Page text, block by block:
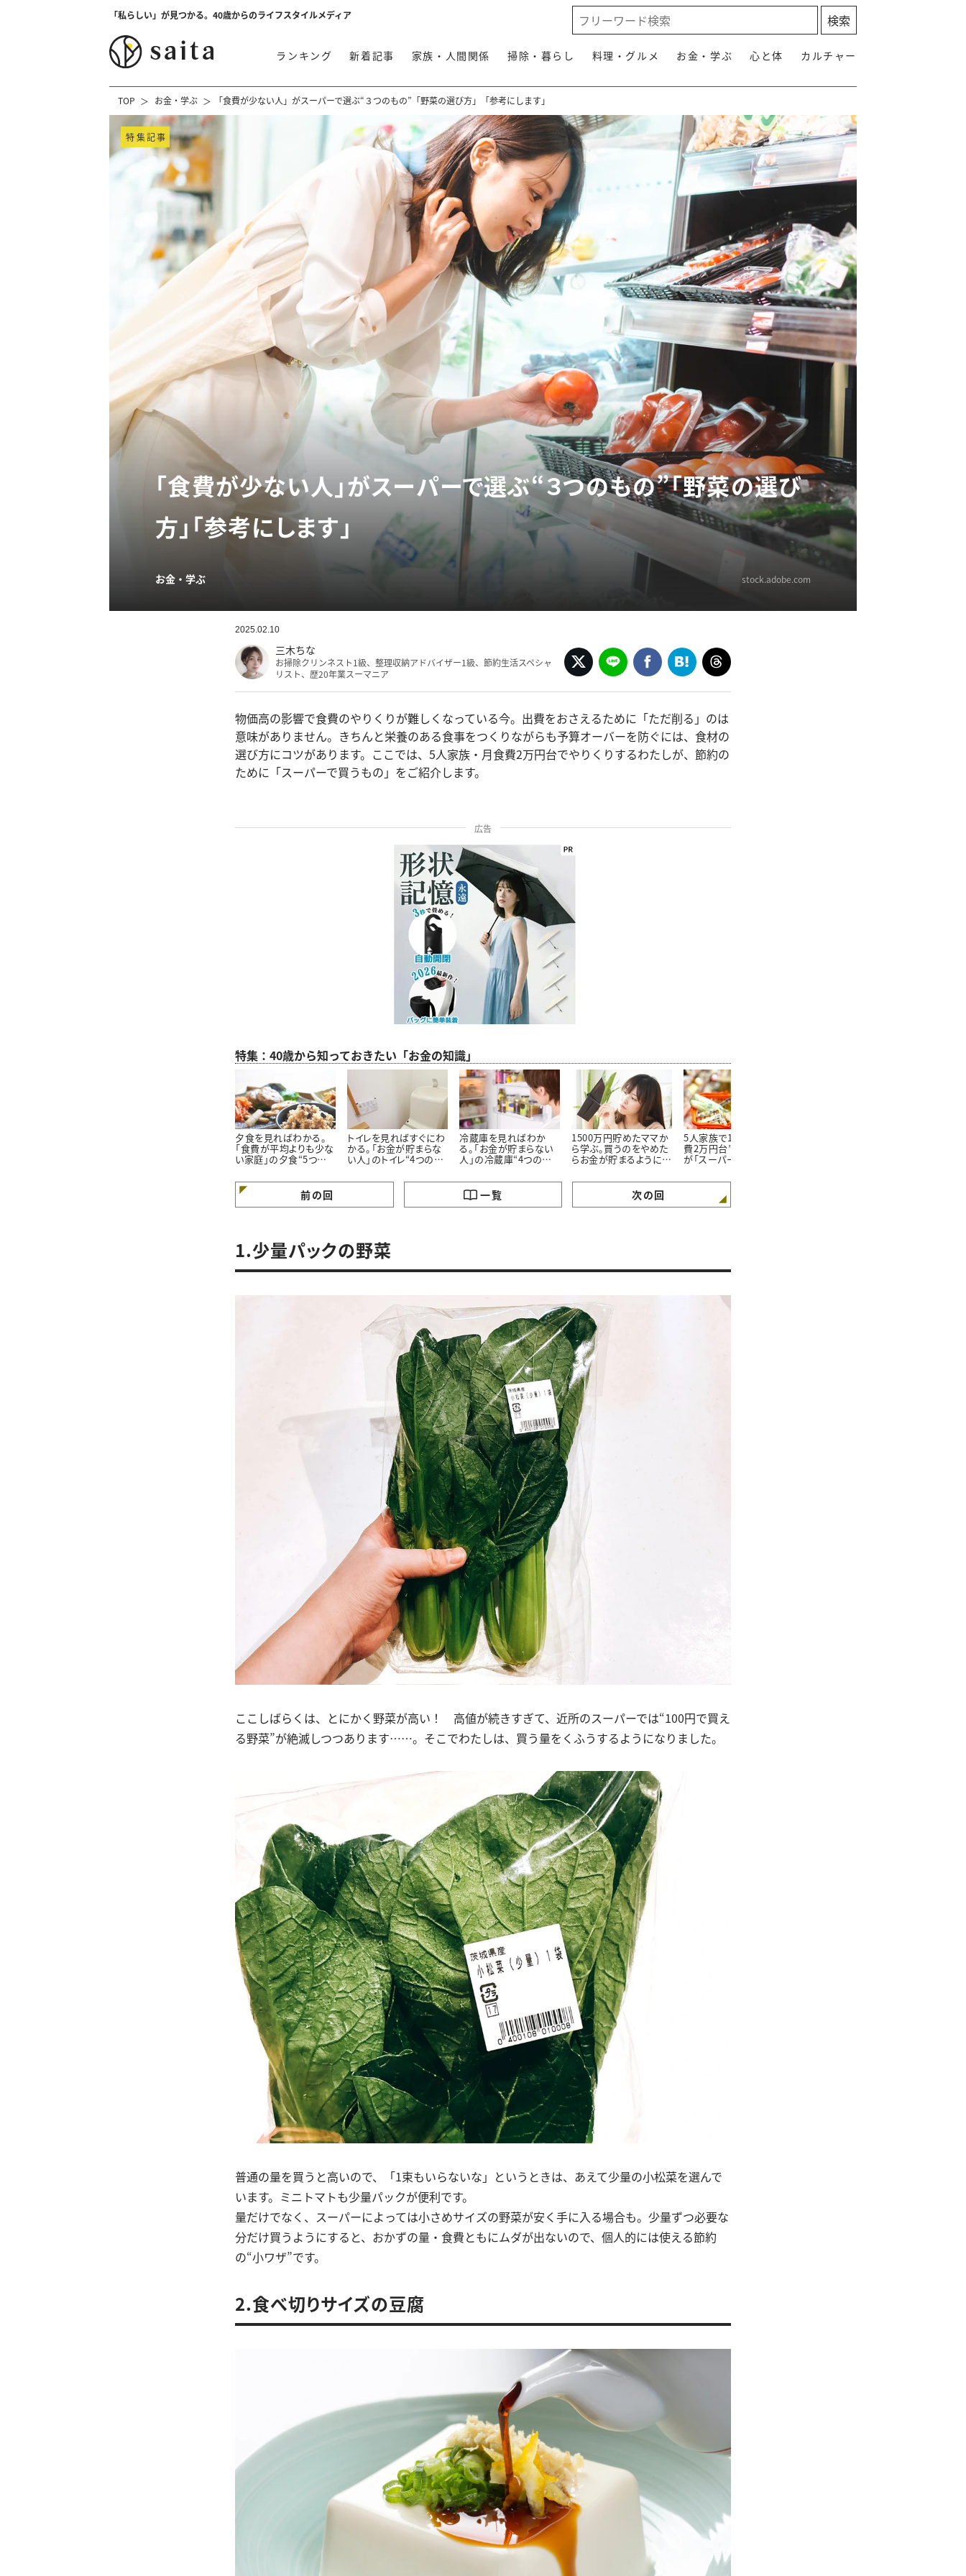
「私らしい」が見つかる。40歳からのライフスタイルメディア
ランキング 新着記事 家族・人間関係 掃除・暮らし 料理・グルメ お金・学ぶ 心と体 カルチャー
TOP お金・学ぶ 「食費が少ない人」がスーパーで選ぶ“３つのもの”「野菜の選び方」「参考にします」
特集記事
「食費が少ない人」がスーパーで選ぶ“３つのもの”「野菜の選び
方」「参考にします」
お金・学ぶ stock.adobe.com
2025.02.10
三木ちな
お掃除クリンネスト1級、整理収納アドバイザー1級、節約生活スペシャ
リスト、歴20年業スーマニア
物価高の影響で食費のやりくりが難しくなっている今。出費をおさえるために「ただ削る」のは
意味がありません。きちんと栄養のある食事をつくりながらも予算オーバーを防ぐには、食材の
選び方にコツがあります。ここでは、5人家族・月食費2万円台でやりくりするわたしが、節約の
ために「スーパーで買うもの」をご紹介します。
広告
特集：40歳から知っておきたい「お金の知識」
夕食を見ればわかる。
「食費が平均よりも少な
い家庭」の夕食“5つの
トイレを見ればすぐにわ
かる。「お金が貯まらな
い人」のトイレ“4つの特
冷蔵庫を見ればわか
る。「お金が貯まらない
人」の冷蔵庫“4つの特
1500万円貯めたママか
ら学ぶ。買うのをやめた
らお金が貯まるようにな
5人家族で1か月の“食
費2万円台”。そんな私
が「スーパーで買わない
前の回 一覧 次の回
1.少量パックの野菜
ここしばらくは、とにかく野菜が高い！ 高値が続きすぎて、近所のスーパーでは“100円で買え
る野菜”が絶滅しつつあります……。そこでわたしは、買う量をくふうするようになりました。
普通の量を買うと高いので、「1束もいらないな」というときは、あえて少量の小松菜を選んで
います。ミニトマトも少量パックが便利です。
量だけでなく、スーパーによっては小さめサイズの野菜が安く手に入る場合も。少量ずつ必要な
分だけ買うようにすると、おかずの量・食費ともにムダが出ないので、個人的には使える節約
の“小ワザ”です。
2.食べ切りサイズの豆腐